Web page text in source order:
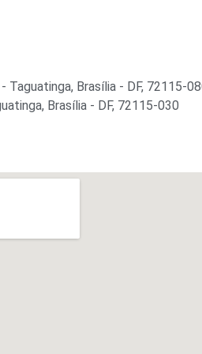
Taguatinga, Brasília - DF, 72115-
Brasília - DF, 72115-030